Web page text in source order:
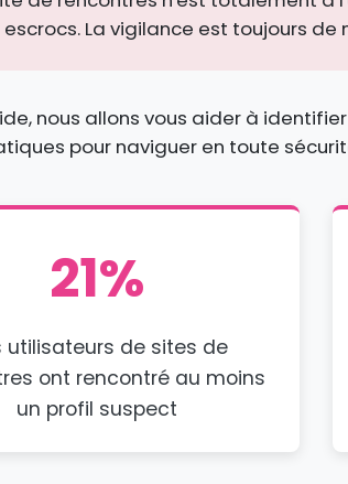
La vigilance est toujours de
nous allons vous aider à
pour naviguer en toute
21%
utilisateurs de sites de
ont rencontré au moins
un profil suspect